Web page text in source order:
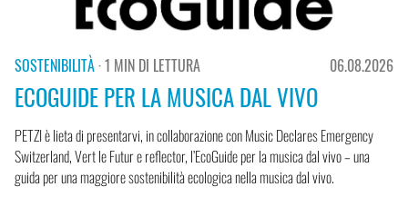
SOSTENIBILITÀ· 1 MIN DI LETTURA 06.08.2026
ECOGUIDE PER LA MUSICA DAL VIVO
PETZI è lieta di presentarvi, in collaborazione con Music Declares Emergency
Switzerland, Vert le Futur e reflector, l’EcoGuide per la musica dal vivo – una
guida per una maggiore sostenibilità ecologica nella musica dal vivo.